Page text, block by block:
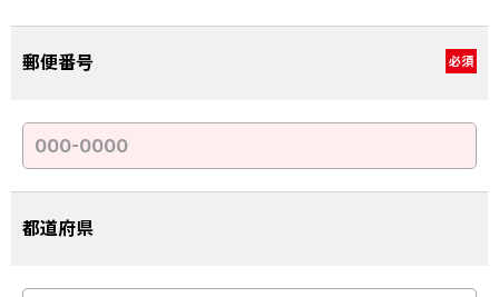
郵便番号 必須
都道府県